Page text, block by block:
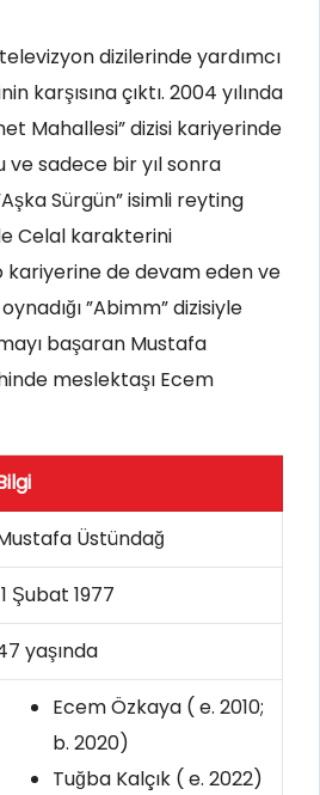
dizilerinde yardımcı
karşısına çıktı. 2004 yılında
Mahallesi” dizisi kariyerinde
ve sadece bir yıl sonra
Sürgün” isimli reyting
Celal karakterini
kariyerine de devam eden ve
”Abimm” dizisiyle
başaran Mustafa
meslektaşı Ecem
Üstündağ
Şubat 1977
yaşında
Ecem Özkaya ( e. 2010;
b. 2020)
Tuğba Kalçık ( e. 2022)